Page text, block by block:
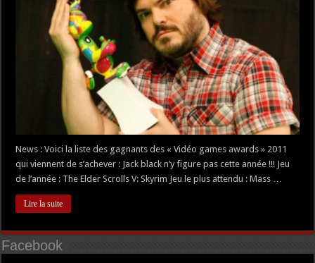
News : Voici la liste des gagnants des « Vidéo games awards » 2011
qui viennent de s’achever : Jack black n’y figure pas cette année !!! Jeu
de l’année : The Elder Scrolls V: Skyrim Jeu le plus attendu : Mass …
Lire la suite
Facebook